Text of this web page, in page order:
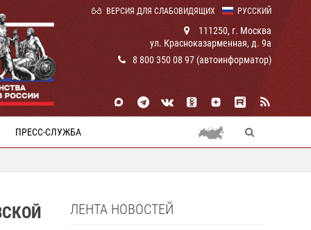
РУССКИЙ
ВЕРСИЯ ДЛЯ СЛАБОВИДЯЩИХ
111250, г. Москва
ул. Красноказарменная, д. 9а
8 800 350 08 97 (автоинформатор)
ПРЕСС-СЛУЖБА
ЛЕНТА НОВОСТЕЙ